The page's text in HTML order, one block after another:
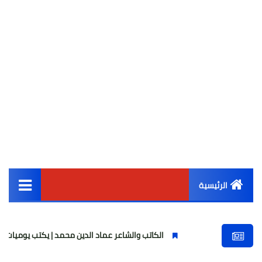
الرئيسية
أخبار مصر
الكاتب والشاعر عماد الدين محمد | يكتب يوميات شاعر وقصيدة :